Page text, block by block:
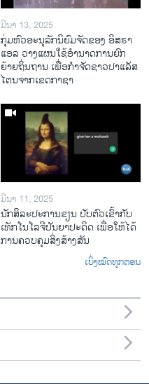
ມີນາ 13, 2025
ກຸ່ມຫົວອະນຸລັກນິຍົມຈັດຂອງ ອິສຣາ
ແອລ ວາງແຜນໃຊ້ອຳນາດການຍົກ
ຍ້າຍຖິ່ນຖານ ເພື່ອກຳຈັດຊາວປາແລັສ
ໄຕນຈາກເຂດກາຊາ
ມີນາ 11, 2025
ນັກ​ສິ​ລະ​ປະ​ການ​ຂຽນ ປັບ​ຕົວ​ເຂົ້າ​ກັບ​
ເທັກ​ໂນ​ໂລ​ຈີ​ປັນ​ຍາ​ປະ​ດິດ ເພື່ອ​ໃຫ້​ໄດ້​
ກ​ານ​ຄວບ​ຄຸມ​ສິ່ງ​ສ້າງ​ສັນ
ເບິ່ງໝົດທຸກຕອນ